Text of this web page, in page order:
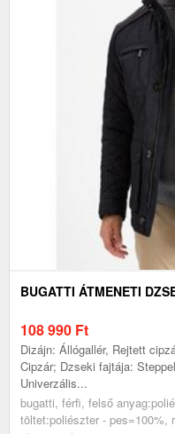
BUGATTI ÁTMENETI
108 990 Ft
Dizájn: Állógallér, Rejtett
Cipzár; Dzseki fajtája:
Univerzális...
bugatti, férfi, felső
töltet:poliészter - pes=100%,